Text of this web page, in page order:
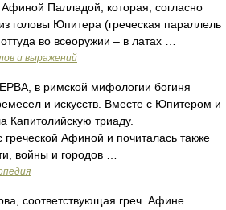
Афиной Палладой, которая, согласно
головы Юпитера (греческая параллель
во всеоружии – в латах …
и выражений
в римской мифологии богиня
и искусств. Вместе с Юпитером и
Капитолийскую триаду.
греческой Афиной и почиталась также
войны и городов …
соответствующая греч. Афине